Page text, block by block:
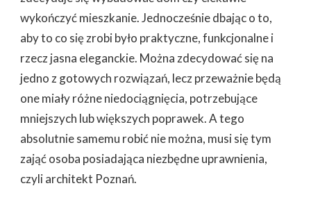
PROJEKTU
DOMU
wykończyć mieszkanie. Jednocześnie dbając o to,
aby to co się zrobi było praktyczne, funkcjonalne i
rzecz jasna eleganckie. Można zdecydować się na
jedno z gotowych rozwiązań, lecz przeważnie będą
one miały różne niedociągnięcia, potrzebujące
mniejszych lub większych poprawek. A tego
absolutnie samemu robić nie można, musi się tym
zająć osoba posiadająca niezbędne uprawnienia,
czyli architekt Poznań.